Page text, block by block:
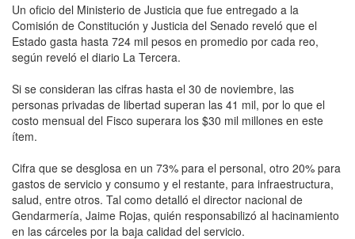
Un oficio del Ministerio de Justicia que fue entregado a la
Comisión de Constitución y Justicia del Senado reveló que el
Estado gasta hasta 724 mil pesos en promedio por cada reo,
según reveló el diario La Tercera.
Si se consideran las cifras hasta el 30 de noviembre, las
personas privadas de libertad superan las 41 mil, por lo que el
costo mensual del Fisco superara los $30 mil millones en este
ítem.
Cifra que se desglosa en un 73% para el personal, otro 20% para
gastos de servicio y consumo y el restante, para infraestructura,
salud, entre otros. Tal como detalló el director nacional de
Gendarmería, Jaime Rojas, quién responsabilizó al hacinamiento
en las cárceles por la baja calidad del servicio.